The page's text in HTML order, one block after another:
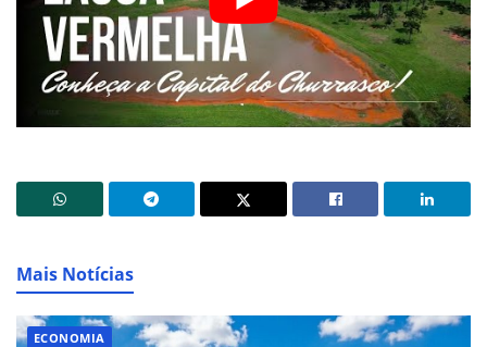
Mais Notícias
ECONOMIA